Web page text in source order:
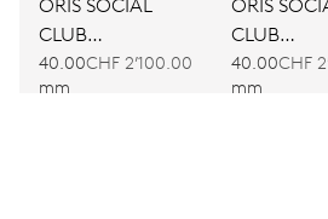
ORIS SOCIAL
CLUB
AMSTERDAM
40.00
mm
CHF 2’100.00
ORIS
CLUB
40.00
mm
CHF